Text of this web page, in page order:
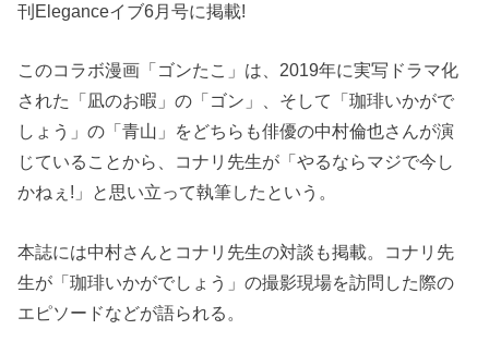
刊Eleganceイブ6月号に掲載!
このコラボ漫画「ゴンたこ」は、2019年に実写ドラマ化
された「凪のお暇」の「ゴン」、そして「珈琲いかがで
しょう」の「青山」をどちらも俳優の中村倫也さんが演
じていることから、コナリ先生が「やるならマジで今し
かねぇ!」と思い立って執筆したという。
本誌には中村さんとコナリ先生の対談も掲載。コナリ先
生が「珈琲いかがでしょう」の撮影現場を訪問した際の
エピソードなどが語られる。